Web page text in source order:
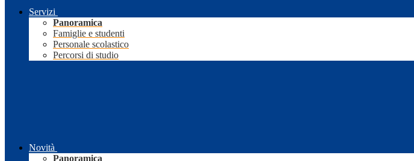
Servizi
Panoramica
Famiglie e studenti
Personale scolastico
Percorsi di studio
Novità
Panoramica